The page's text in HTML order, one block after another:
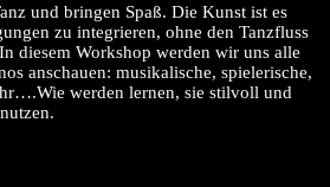
und bringen Spaß. Die Kunst ist es
zu integrieren, ohne den Tanzfluss
diesem Workshop werden wir uns alle
anschauen: musikalische, spielerische,
werden lernen, sie stilvoll und